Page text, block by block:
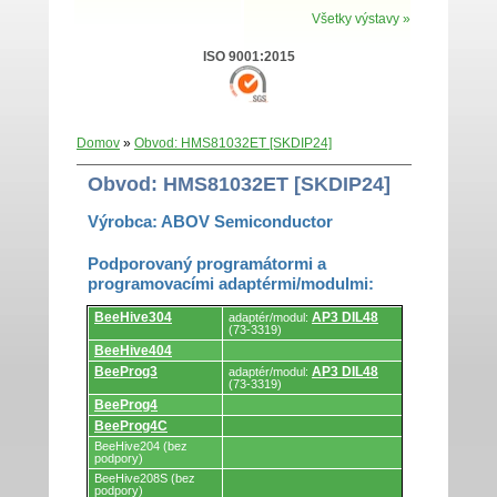
Všetky výstavy »
ISO 9001:2015
Domov » Obvod: HMS81032ET [SKDIP24]
Obvod: HMS81032ET [SKDIP24]
Výrobca: ABOV Semiconductor
Podporovaný programátormi a
programovacími adaptérmi/modulmi:
Podporovaný
programátormi
a
programovacími
adaptérmi/modulmi.
BeeHive304 adaptér/modul: AP3 DIL48
(73-3319)
BeeHive404
BeeProg3
adaptér/modul: AP3 DIL48
(73-3319)
BeeProg4
BeeProg4C
BeeHive204 (bez
podpory)
BeeHive208S (bez
podpory)